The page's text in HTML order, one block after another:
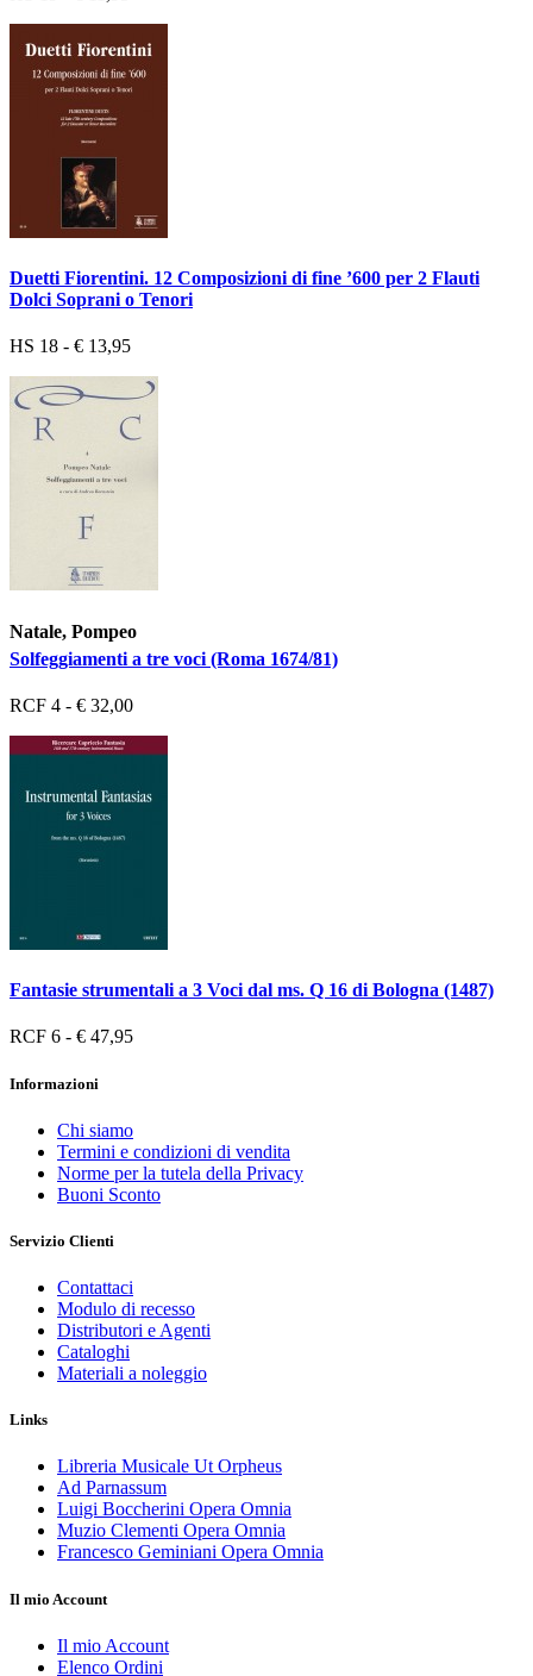
Duetti Fiorentini. 12 Composizioni di fine ’600 per 2 Flauti
Dolci Soprani o Tenori
HS 18 - € 13,95
Natale, Pompeo
Solfeggiamenti a tre voci (Roma 1674/81)
RCF 4 - € 32,00
Fantasie strumentali a 3 Voci dal ms. Q 16 di Bologna (1487)
RCF 6 - € 47,95
Informazioni
Chi siamo
Termini e condizioni di vendita
Norme per la tutela della Privacy
Buoni Sconto
Servizio Clienti
Contattaci
Modulo di recesso
Distributori e Agenti
Cataloghi
Materiali a noleggio
Links
Libreria Musicale Ut Orpheus
Ad Parnassum
Luigi Boccherini Opera Omnia
Muzio Clementi Opera Omnia
Francesco Geminiani Opera Omnia
Il mio Account
Il mio Account
Elenco Ordini